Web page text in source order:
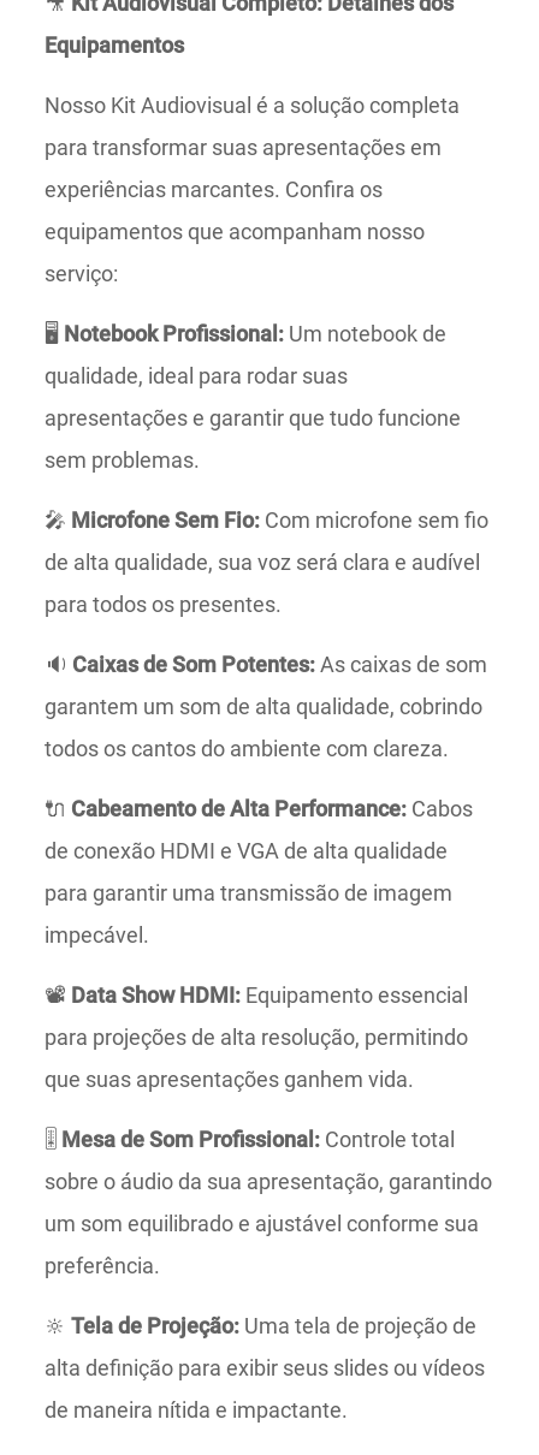
Equipamentos
Nosso Kit Audiovisual é a solução completa
para transformar suas apresentações em
experiências marcantes. Confira os
equipamentos que acompanham nosso
serviço:
🖥️ Notebook Profissional:Um notebook de
qualidade, ideal para rodar suas
apresentações e garantir que tudo funcione
sem problemas.
🎤 Microfone Sem Fio:Com microfone sem fio
de alta qualidade, sua voz será clara e audível
para todos os presentes.
🔉 Caixas de Som Potentes:As caixas de som
garantem um som de alta qualidade, cobrindo
todos os cantos do ambiente com clareza.
🔌 Cabeamento de Alta Performance:Cabos
de conexão HDMI e VGA de alta qualidade
para garantir uma transmissão de imagem
impecável.
📽️ Data Show HDMI:Equipamento essencial
para projeções de alta resolução, permitindo
que suas apresentações ganhem vida.
🎚️ Mesa de Som Profissional:Controle total
sobre o áudio da sua apresentação, garantindo
um som equilibrado e ajustável conforme sua
preferência.
🔆 Tela de Projeção:Uma tela de projeção de
alta definição para exibir seus slides ou vídeos
de maneira nítida e impactante.